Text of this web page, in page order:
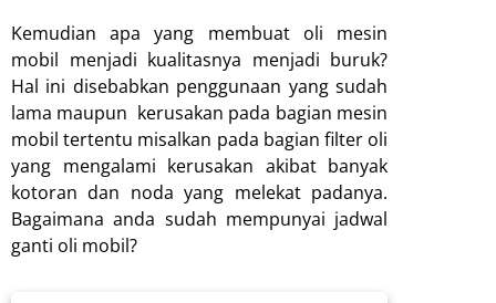
Kemudian apa yang membuat oli mesin
mobil menjadi kualitasnya menjadi buruk?
Hal ini disebabkan penggunaan yang sudah
lama maupun kerusakan pada bagian mesin
mobil tertentu misalkan pada bagian filter oli
yang mengalami kerusakan akibat banyak
kotoran dan noda yang melekat padanya.
Bagaimana anda sudah mempunyai jadwal
ganti oli mobil?